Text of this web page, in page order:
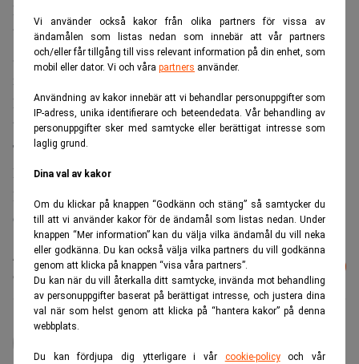
Vi använder också kakor från olika partners för vissa av
ändamålen som listas nedan som innebär att vår partners
och/eller får tillgång till viss relevant information på din enhet, som
mobil eller dator. Vi och våra partners använder.
Användning av kakor innebär att vi behandlar personuppgifter som
IP-adress, unika identifierare och beteendedata. Vår behandling av
personuppgifter sker med samtycke eller berättigat intresse som
laglig grund.
Dina val av kakor
Om du klickar på knappen “Godkänn och stäng” så samtycker du
till att vi använder kakor för de ändamål som listas nedan. Under
knappen “Mer information” kan du välja vilka ändamål du vill neka
eller godkänna. Du kan också välja vilka partners du vill godkänna
genom att klicka på knappen “visa våra partners”.
Du kan när du vill återkalla ditt samtycke, invända mot behandling
av personuppgifter baserat på berättigat intresse, och justera dina
val när som helst genom att klicka på “hantera kakor” på denna
webbplats.
Du kan fördjupa dig ytterligare i vår cookie-policyoch vår
På lördag den 26 januari inleds utförsäljningen av
befintligt varulager i butiken Sony Center Regeringsgatan
57 i Stockholm samt Sony Center Storgatan 22 A i Malmö,
meddelar Hamilton Advokatbyrå i ett pressmeddelande.
Detta följer trenden under det senaste året då både
butikskedjorna Onoff samt Expert har försatts i konkurs.
Till konkursförvaltare har utsetts Michael Levin på
Hamilton Advokatbyrå.
Hamilton har sedan tidigare hand om konkurserna i just
Onoff och Expert.
Läs mer från Realtid - vårt nyhetsbrev
är kostnadsfritt:
administrator